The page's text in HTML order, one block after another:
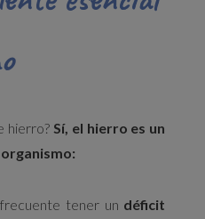
hierro?Sí, el hierro es un
tener un déficit